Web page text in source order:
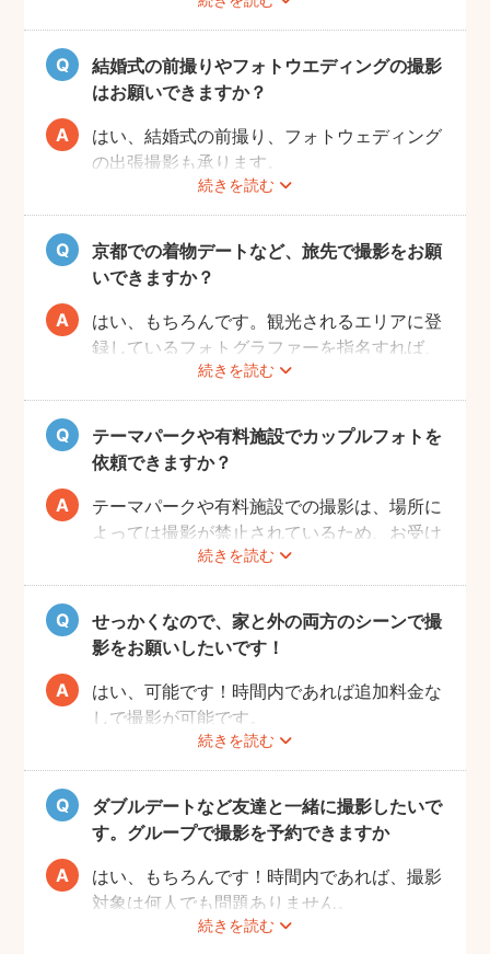
自己PRやポートフォリオから、お好きなプ
ロのフォトグラファーをじっくりと選べるの
で、お二人とも安心して撮影することができ
ます。
結婚式の前撮りやフォトウエディングの撮影
はお願いできますか？
続きを読む
はい、結婚式の前撮り、フォトウェディング
の出張撮影も承ります。
fotowaでは衣装レンタル・着付け・ヘアメ
イクなどのオプションをご用意しておりませ
んので、お客様自身でご用意くださいませ。
京都での着物デートなど、旅先で撮影をお願
いできますか？
続きを読む
はい、もちろんです。観光されるエリアに登
録しているフォトグラファーを指名すれば、
旅行先でも撮影できます。
お好きな時間帯に撮影もできるので、是非と
も思い出に残るデートプランにしてください
ね！
テーマパークや有料施設でカップルフォトを
依頼できますか？
続きを読む
テーマパークや有料施設での撮影は、場所に
よっては撮影が禁止されているため、お受け
できない場合がございます。
予約前にお客様ご自身で、施設へのご確認を
お願いいたします。
また、有料施設の場合、フォトグラファーの
入場費などはお客様のご負担となりますので
ご了承ください。
せっかくなので、家と外の両方のシーンで撮
影をお願いしたいです！
続きを読む
はい、可能です！時間内であれば追加料金な
しで撮影が可能です。
撮影をスムーズに進行させるために、事前に
その旨をフォトグラファーにお伝えいただけ
ると幸いです。
ダブルデートなど友達と一緒に撮影したいで
す。グループで撮影を予約できますか
続きを読む
はい、もちろんです！時間内であれば、撮影
対象は何人でも問題ありません。
追加料金も一切なしで、ご友人と一緒に撮影